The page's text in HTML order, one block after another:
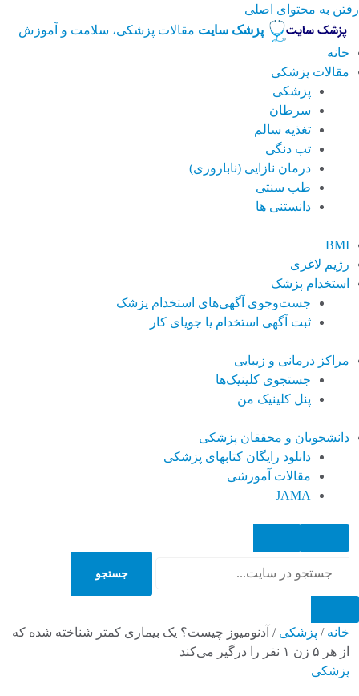
رفتن به محتوای اصلی
پزشک سایت مقالات پزشکی، سلامت و آموزش
خانه
مقالات پزشکی
پزشکی
سرطان
تغذیه سالم
تب دنگی
درمان نازایی (ناباروری)
طب سنتی
دانستنی ها
BMI
رژیم لاغری
استخدام پزشک
جست‌وجوی آگهی‌های استخدام پزشک
ثبت آگهی استخدام یا جویای کار
مراکز درمانی و زیبایی
جستجوی کلینیک‌ها
پنل کلینیک من
دانشجویان و محققان پزشکی
دانلود رایگان کتابهای پزشکی
مقالات آموزشی
JAMA
جستجو
خانه / پزشکی / آدنومیوز چیست؟ یک بیماری کمتر شناخته شده که
از هر ۵ زن ۱ نفر را درگیر می‌کند
پزشکی